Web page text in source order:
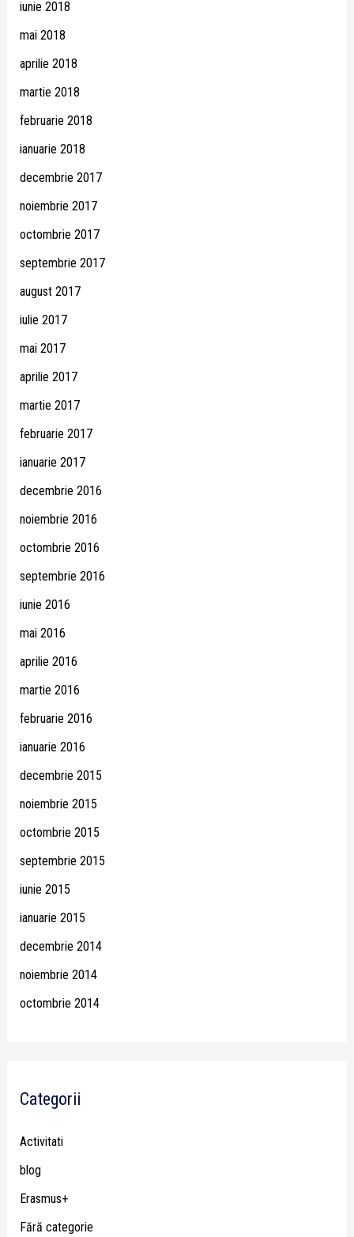
iunie 2018
mai 2018
aprilie 2018
martie 2018
februarie 2018
ianuarie 2018
decembrie 2017
noiembrie 2017
octombrie 2017
septembrie 2017
august 2017
iulie 2017
mai 2017
aprilie 2017
martie 2017
februarie 2017
ianuarie 2017
decembrie 2016
noiembrie 2016
octombrie 2016
septembrie 2016
iunie 2016
mai 2016
aprilie 2016
martie 2016
februarie 2016
ianuarie 2016
decembrie 2015
noiembrie 2015
octombrie 2015
septembrie 2015
iunie 2015
ianuarie 2015
decembrie 2014
noiembrie 2014
octombrie 2014
Categorii
Activitati
blog
Erasmus+
Fără categorie